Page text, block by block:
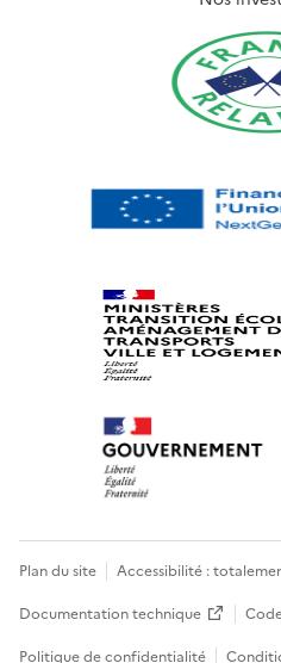
Plan du site Accessibilité :
Documentation technique
Politique de confidentialité